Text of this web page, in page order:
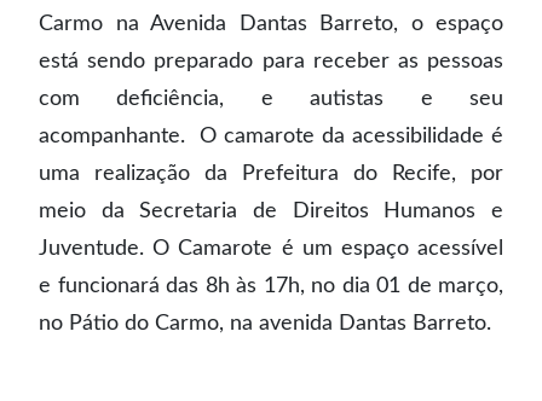
Carmo na Avenida Dantas Barreto, o espaço
está sendo preparado para receber as pessoas
com deficiência, e autistas e seu
acompanhante. O camarote da acessibilidade é
uma realização da Prefeitura do Recife, por
meio da Secretaria de Direitos Humanos e
Juventude. O Camarote é um espaço acessível
e funcionará das 8h às 17h, no dia 01 de março,
no Pátio do Carmo, na avenida Dantas Barreto.